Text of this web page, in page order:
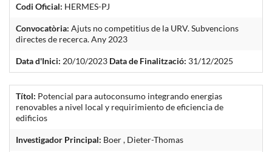
Codi Oficial: HERMES-PJ
Convocatòria: Ajuts no competitius de la URV. Subvencions
directes de recerca. Any 2023
Data d'Inici: 20/10/2023 Data de Finalització: 31/12/2025
Títol: Potencial para autoconsumo integrando energias
renovables a nivel local y requirimiento de eficiencia de
edificios
Investigador Principal: Boer , Dieter-Thomas